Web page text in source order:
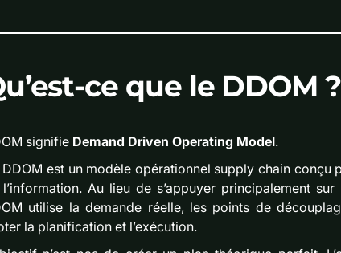
ce que le DDOM ?
signifie Demand Driven Operating Model.
DDOM est un modèle opérationnel supply chain
Au lieu de s’appuyer principalement
utilise la demande réelle, les points de
la planification et l’exécution.